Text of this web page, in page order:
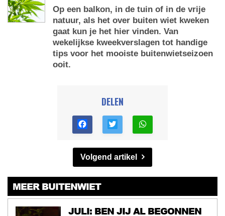
Op een balkon, in de tuin of in de vrije
natuur, als het over buiten wiet kweken
gaat kun je het hier vinden. Van
wekelijkse kweekverslagen tot handige
tips voor het mooiste buitenwietseizoen
ooit.
DELEN
Volgend artikel
MEER BUITENWIET
JULI: BEN JIJ AL BEGONNEN